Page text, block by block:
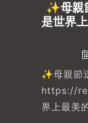
✨母親
是世界
✨母親節
https://
界上最美